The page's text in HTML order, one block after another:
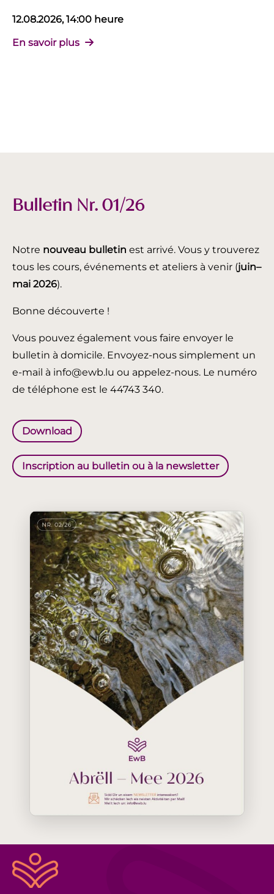
12.08.2026, 14:00 heure
En savoir plus
Bulletin Nr. 01/26
Notre nouveau bulletin est arrivé. Vous y trouverez
tous les cours, événements et ateliers à venir (juin–
mai 2026).
Bonne découverte !
Vous pouvez également vous faire envoyer le
bulletin à domicile. Envoyez-nous simplement un
e-mail à info@ewb.lu ou appelez-nous. Le numéro
de téléphone est le 44743 340.
Download
Inscription au bulletin ou à la newsletter